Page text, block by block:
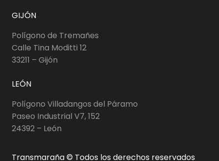
GIJÓN
Polígono de Tremañes
Calle Tina Moditti 12
33211 – Gijón
LEÓN
Polígono Villadangos del Páramo
Paseo Industrial V7, 152
24392 – León
Transmaraña © Todos los derechos reservados